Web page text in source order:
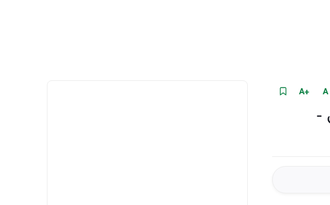
+A A
ابتدائي -